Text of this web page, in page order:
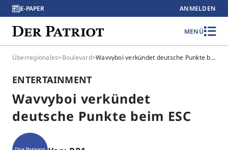
E-PAPER ANMELDEN
MENÜ
Überregionales>Boulevard> Wavvyboi verkündet deutsche Punkte beim ESC
ENTERTAINMENT
Wavvyboi verkündet
deutsche Punkte beim ESC